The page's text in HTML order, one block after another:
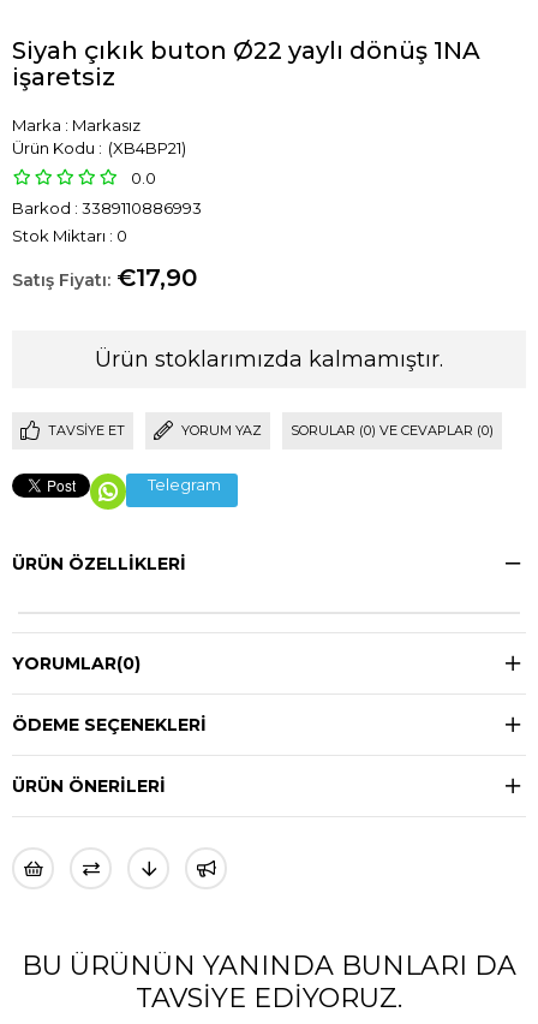
Siyah çıkık buton Ø22 yaylı dönüş 1NA
işaretsiz
Marka : Markasız
(XB4BP21)
0.0
Barkod : 3389110886993
Stok Miktarı : 0
€17,90
Ürün stoklarımızda kalmamıştır.
TAVSIYE ET YORUM YAZ SORULAR (0) VE CEVAPLAR (0)
Telegram
ÜRÜN ÖZELLIKLERI
YORUMLAR(0)
ÖDEME SEÇENEKLERI
ÜRÜN ÖNERILERI
BU ÜRÜNÜN YANINDA BUNLARI DA
TAVSIYE EDIYORUZ.